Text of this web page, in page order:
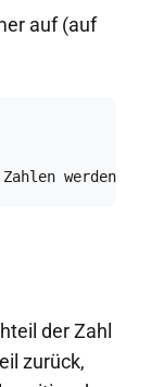
auf (auf
werden in
der Zahl
zurück,